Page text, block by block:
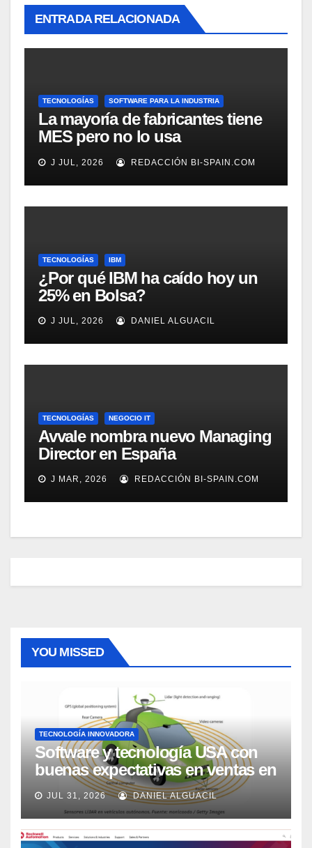
ENTRADA RELACIONADA
TECNOLOGÍAS SOFTWARE PARA LA INDUSTRIA
La mayoría de fabricantes tiene
MES pero no lo usa
adecuadamente, según
Rockwell Automation
J JUL, 2026 REDACCIÓN BI-SPAIN.COM
TECNOLOGÍAS IBM
¿Por qué IBM ha caído hoy un
25% en Bolsa?
J JUL, 2026 DANIEL ALGUACIL
TECNOLOGÍAS NEGOCIO IT
Avvale nombra nuevo Managing
Director en España
J MAR, 2026 REDACCIÓN BI-SPAIN.COM
YOU MISSED
TECNOLOGÍA INNOVADORA
Software y tecnología USA con
buenas expectativas en ventas en
los próximos 2 años, según
Market Watch
JUL 31, 2026 DANIEL ALGUACIL